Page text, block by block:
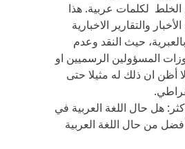
الخلط لكلمات عربية. هذا
والتقارير الاخبارية
حيث النقد وعدم
المسؤولين الرسميين او
أظن ان ذلك له مثيلا حتى
هل حال اللغة العربية في
من حال اللغة العربية